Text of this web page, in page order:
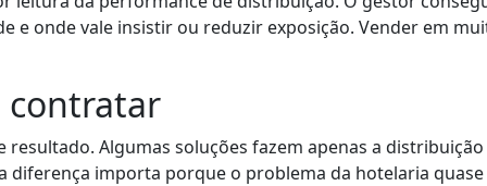
e onde vale insistir ou reduzir exposição. Vender em
contratar
Algumas soluções fazem apenas a
diferença importa porque o problema da hotelaria